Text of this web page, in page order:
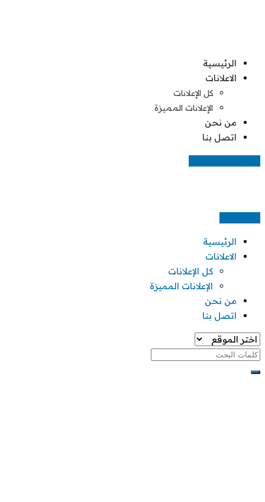
الرئيسية
الاعلانات
كل الإعلانات
الإعلانات المميزة
من نحن
اتصل بنا
الرئيسية
الاعلانات
كل الإعلانات
الإعلانات المميزة
من نحن
اتصل بنا